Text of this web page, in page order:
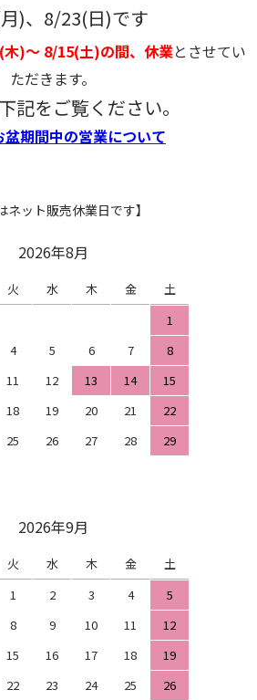
)、8/23(日)です
)～ 8/15(土)の間、休業とさせてい
ただきます。
記をご覧ください。
盆期間中の営業について
ネット販売休業日です】
2026年8月
火 水 木 金
土
1
4 5 6 7
8
11 12 13 14
15
18 19 20 21
22
25 26 27 28
29
2026年9月
火 水 木 金
土
1
2 3 4
5
8 9 10 11
12
15 16 17 18
19
22 23 24 25
26